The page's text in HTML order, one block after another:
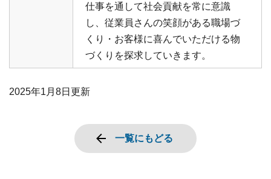
仕事を通して社会貢献を常に意識
し、従業員さんの笑顔がある職場づ
くり・お客様に喜んでいただける物
づくりを探求していきます。
2025年1月8日 更新
一覧にもどる